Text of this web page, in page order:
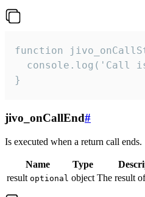
function
console.log('Call
}
jivo_onCallEnd#
Is executed when a return call ends.
Name Type
result optional object The result